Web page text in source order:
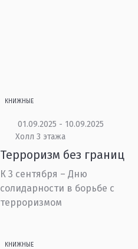
КНИЖНЫЕ
01.09.2025 - 10.09.2025
Холл 3 этажа
Терроризм без границ
К 3 сентября – Дню
солидарности в борьбе с
терроризмом
КНИЖНЫЕ